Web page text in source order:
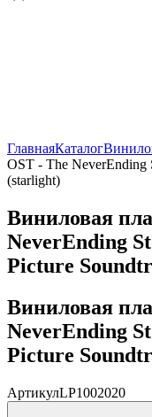
ГлавнаяКаталог
OST - The NeverEnding
(starlight)
Виниловая
NeverEnding
Picture
Виниловая
NeverEnding
Picture
АртикулLP1002020